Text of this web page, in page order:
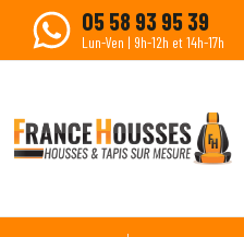
05 58 93 95 39
Lun-Ven | 9h-12h et 14h-17h